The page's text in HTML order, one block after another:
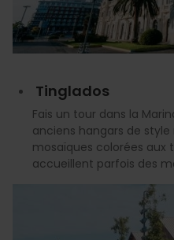
Tinglados
Fais un tour dans la
anciens hangars de
mosaïques colorées aux
accueillent parfois des